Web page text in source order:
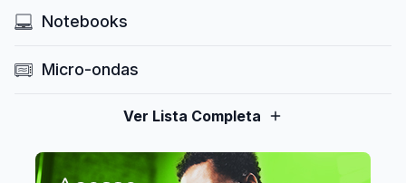
Notebooks
Micro-ondas
Ver Lista Completa